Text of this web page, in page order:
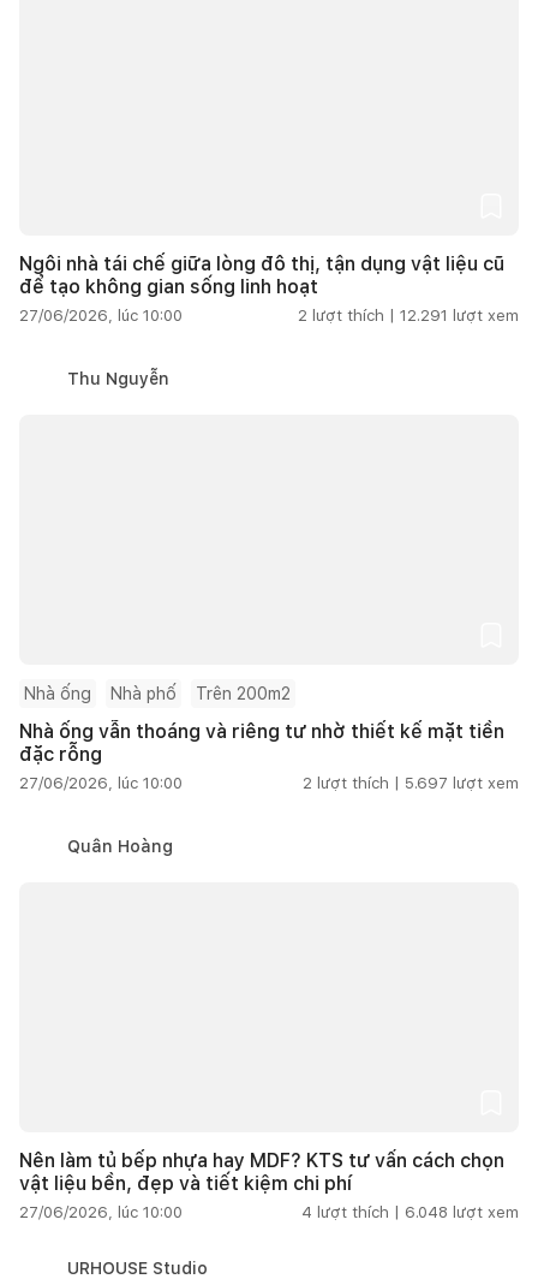
Ngôi nhà tái chế giữa lòng đô thị, tận dụng vật liệu cũ
để tạo không gian sống linh hoạt
27/06/2026, lúc 10:00 2 lượt thích | 12.291 lượt xem
Thu Nguyễn
Nhà ống Nhà phố Trên 200m2
Nhà ống vẫn thoáng và riêng tư nhờ thiết kế mặt tiền
đặc rỗng
27/06/2026, lúc 10:00 2 lượt thích | 5.697 lượt xem
Quân Hoàng
Nên làm tủ bếp nhựa hay MDF? KTS tư vấn cách chọn
vật liệu bền, đẹp và tiết kiệm chi phí
27/06/2026, lúc 10:00 4 lượt thích | 6.048 lượt xem
URHOUSE Studio